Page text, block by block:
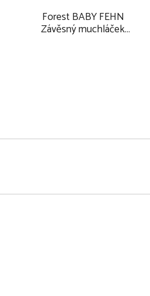
Forest BABY FEHN
Závěsný muchláček